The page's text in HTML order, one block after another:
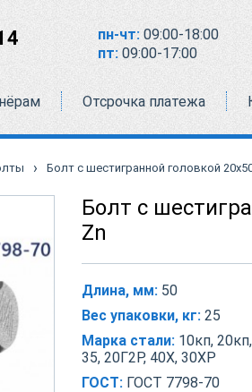
пн-чт: 09:00-18:00
пт: 09:00-17:00
Отсрочка платежа
› Болт с шестигранной головкой
Болт с
Zn
Длина, мм: 50
Вес упаковки, кг: 25
Марка стали: 10кп,
35, 20Г2Р, 40Х, 30ХР
ГОСТ: ГОСТ 7798-70